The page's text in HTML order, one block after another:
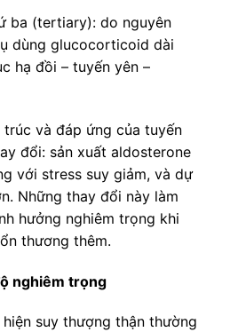
ba (tertiary): do nguyên
dùng glucocorticoid dài
hạ đồi – tuyến yên –
và đáp ứng của tuyến
đổi: sản xuất aldosterone
với stress suy giảm, và dự
Những thay đổi này làm
hưởng nghiêm trọng khi
thương thêm.
nghiêm trọng
suy thượng thận thường